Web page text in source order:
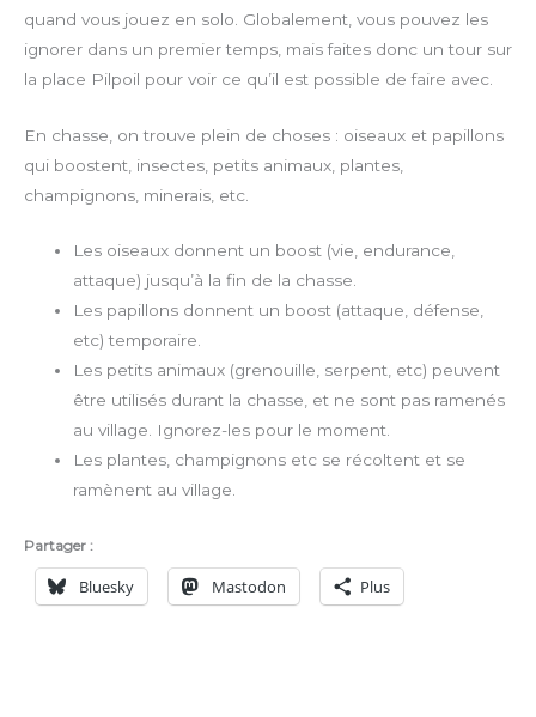
quand vous jouez en solo. Globalement, vous pouvez les
ignorer dans un premier temps, mais faites donc un tour sur
la place Pilpoil pour voir ce qu’il est possible de faire avec.
En chasse, on trouve plein de choses : oiseaux et papillons
qui boostent, insectes, petits animaux, plantes,
champignons, minerais, etc.
Les oiseaux donnent un boost (vie, endurance,
attaque) jusqu’à la fin de la chasse.
Les papillons donnent un boost (attaque, défense,
etc) temporaire.
Les petits animaux (grenouille, serpent, etc) peuvent
être utilisés durant la chasse, et ne sont pas ramenés
au village. Ignorez-les pour le moment.
Les plantes, champignons etc se récoltent et se
ramènent au village.
Partager :
Bluesky Mastodon Plus